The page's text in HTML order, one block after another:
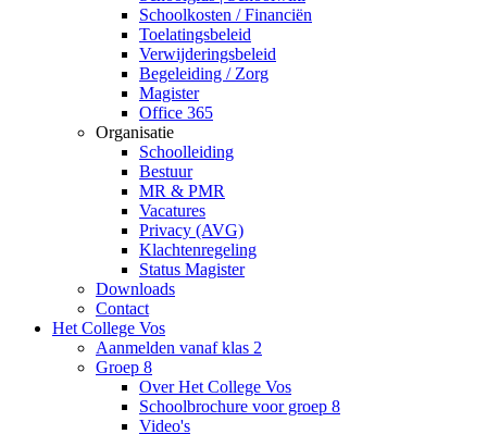
Schoolkosten / Financiën
Toelatingsbeleid
Verwijderingsbeleid
Begeleiding / Zorg
Magister
Office 365
Organisatie
Schoolleiding
Bestuur
MR & PMR
Vacatures
Privacy (AVG)
Klachtenregeling
Status Magister
Downloads
Contact
Het College Vos
Aanmelden vanaf klas 2
Groep 8
Over Het College Vos
Schoolbrochure voor groep 8
Video's